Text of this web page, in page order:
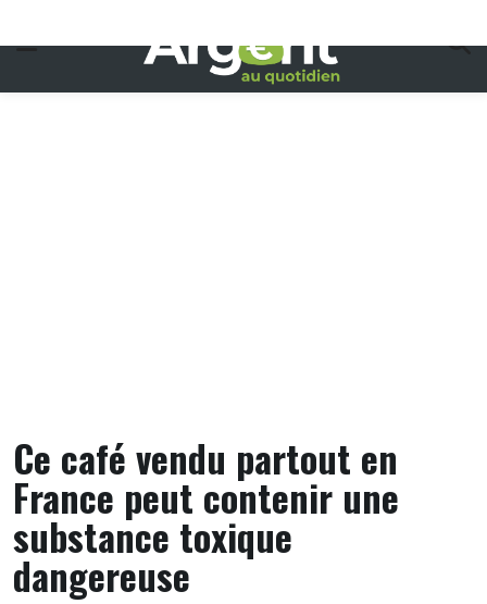
Ce café vendu partout en
France peut contenir une
substance toxique
dangereuse